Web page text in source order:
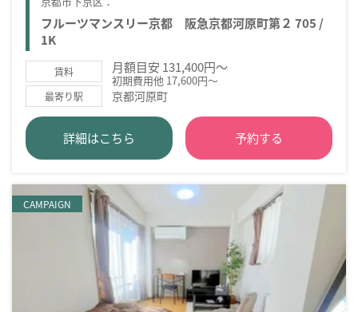
フルーツマンスリー京都 阪急京都河原町第２ 705 /
1K
賃料 月額目安 131,400円～
初期費用他 17,600円～
最寄り駅 京都河原町
詳細はこちら 予約する
CAMPAIGN